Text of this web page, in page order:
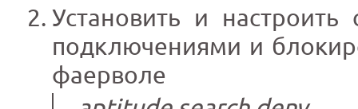
Установить и
подключениями и
фаерволе